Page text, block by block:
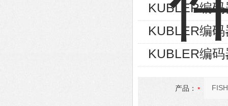
KUBLER编
KUBLER编
KUBLER编
产品：